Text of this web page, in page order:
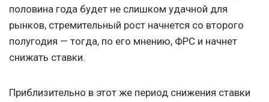
половина года будет не слишком удачной для
рынков, стремительный рост начнется со второго
полугодия — тогда, по его мнению, ФРС и начнет
снижать ставки.
Приблизительно в этот же период снижения ставки